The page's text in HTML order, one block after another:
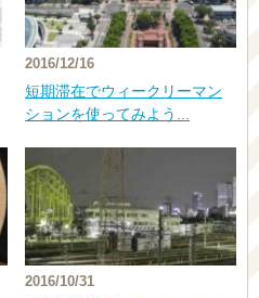
2016/12/16
短期滞在でウィークリーマン
ションを使ってみよう...
2016/10/31